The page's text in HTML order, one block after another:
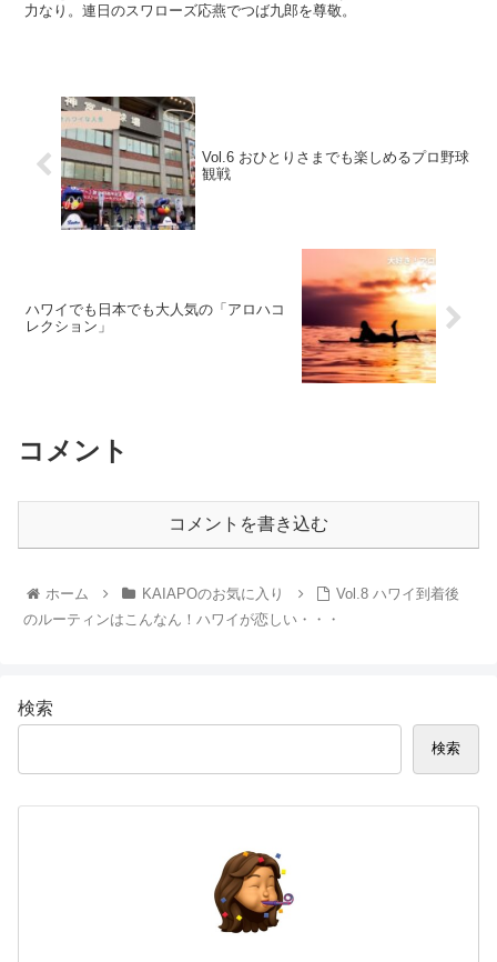
力なり。連日のスワローズ応燕でつば九郎を尊敬。
Vol.6 おひとりさまでも楽しめるプロ野球
観戦
ハワイでも日本でも大人気の「アロハコ
レクション」
コメント
コメントを書き込む
ホーム KAIAPOのお気に入り
Vol.8 ハワイ到着後
のルーティンはこんなん！ハワイが恋しい・・・
検索
検索